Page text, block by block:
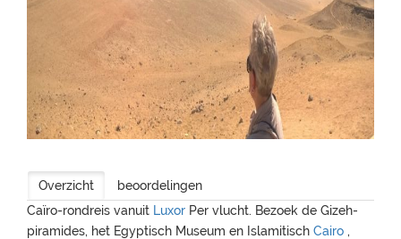
Overzicht
beoordelingen
Caïro-rondreis vanuit Luxor Per vlucht. Bezoek de Gizeh-
piramides, het Egyptisch Museum en Islamitisch Cairo ,